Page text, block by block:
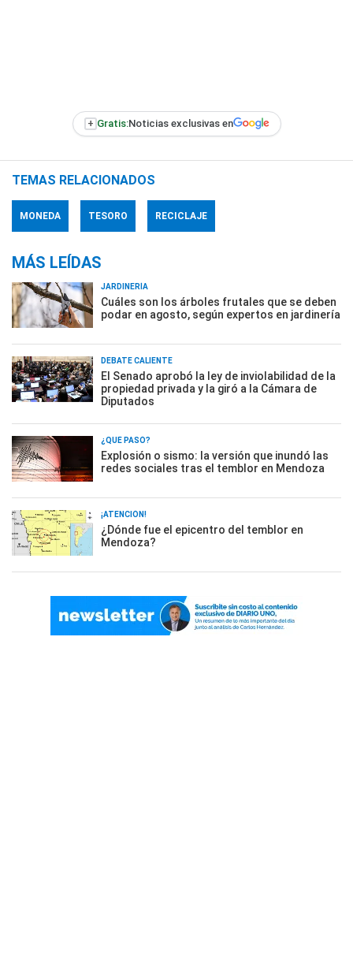
+ Gratis:Noticias exclusivas en
TEMAS RELACIONADOS
MONEDA TESORO RECICLAJE
MÁS LEÍDAS
JARDINERÍA
Cuáles son los árboles frutales que se deben
podar en agosto, según expertos en jardinería
DEBATE CALIENTE
El Senado aprobó la ley de inviolabilidad de la
propiedad privada y la giró a la Cámara de
Diputados
¿QUÉ PASÓ?
Explosión o sismo: la versión que inundó las
redes sociales tras el temblor en Mendoza
¡ATENCIÓN!
¿Dónde fue el epicentro del temblor en
Mendoza?